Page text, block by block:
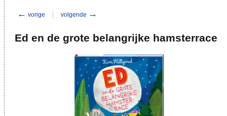
← vorige volgende →
Ed en de grote belangrijke hamsterrace